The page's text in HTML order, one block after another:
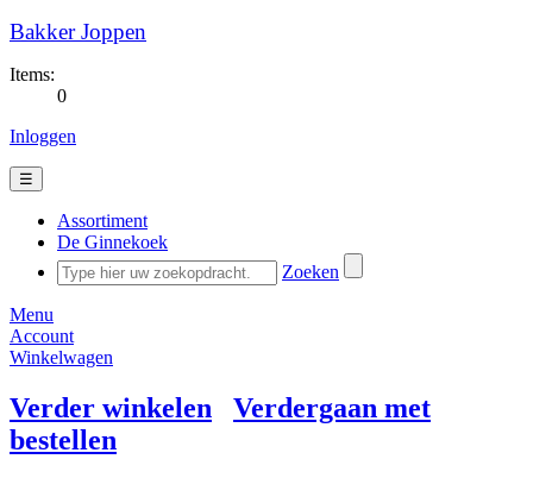
Bakker Joppen
Items:
0
Inloggen
☰
Assortiment
De Ginnekoek
Zoeken
Menu
Account
Winkelwagen
Verder winkelen
Verdergaan met
bestellen